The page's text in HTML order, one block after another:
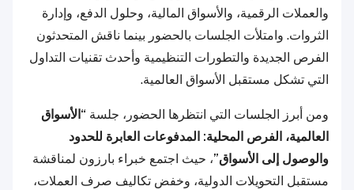
والعملات الرقمية، والأسواق المالية، وحلول الدفع، وإدارة
الثروات. وامتلأت الجلسات بالحضور بينما ناقش المتحدثون
الفرص الجديدة والتطورات التنظيمية وأحدث تقنيات التداول
التي تشكل مستقبل الأسواق العالمية.
ومن أبرز الجلسات التي انتظرها الحضور، جلسة “الأسواق
العالمية، الفرص المحلية: المدفوعات العابرة للحدود
والوصول إلى الأسواق”، حيث اجتمع خبراء بارزون لمناقشة
مستقبل التحويلات الدولية، وخفض تكاليف صرف العملات،